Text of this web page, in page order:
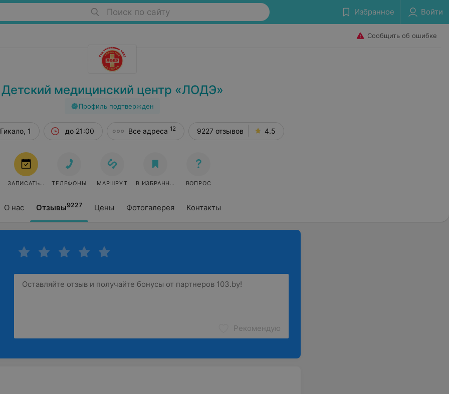
Поиск по сайту Избранное Войти
Сообщить об ошибке
Детский медицинский центр «ЛОДЭ»
Профиль подтвержден
О нас Отзывы9227 Цены Фотогалерея Контакты
1 до 21:00 Все адреса 12 9227 отзывов 4.5
ЗАПИСАТЬСЯ ТЕЛЕФОНЫ МАРШРУТ В ИЗБРАННОЕ ВОПРОС
Рекомендую